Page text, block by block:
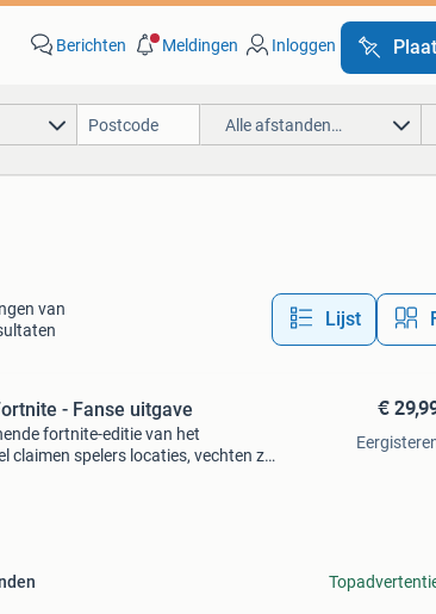
Berichten Meldingen Inloggen
Alle afstanden…
van
Lijst
- Fanse uitgave
fortnite-editie van het
claimen spelers locaties, vechten ze
€